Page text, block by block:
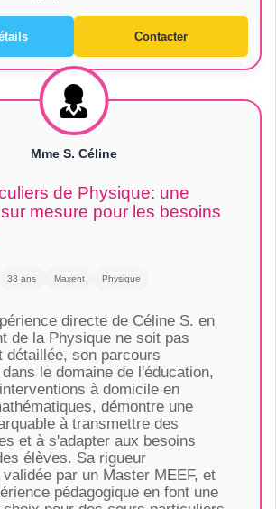
Contacter
Mme S. Céline
de Physique: une
mesure pour les besoins
38 ans Maxent Physique
directe de Céline S. en
de la Physique ne soit pas
détaillée, son parcours
le domaine de l'éducation,
à domicile en
démontre une
à transmettre des
et à s'adapter aux besoins
élèves. Sa rigueur
par un Master MEEF, et
pédagogique en font une